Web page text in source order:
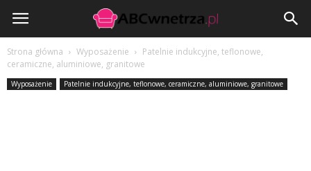
ABCwnetrza.pl
Strona główna Wyposażenie
Patelnie indukcyjne, teflonowe,
ceramiczne, aluminiowe, granitowe
Wyposażenie Patelnie indukcyjne, teflonowe, ceramiczne, aluminiowe, granitowe